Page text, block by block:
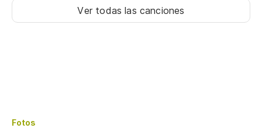
Ver todas las canciones
Fotos